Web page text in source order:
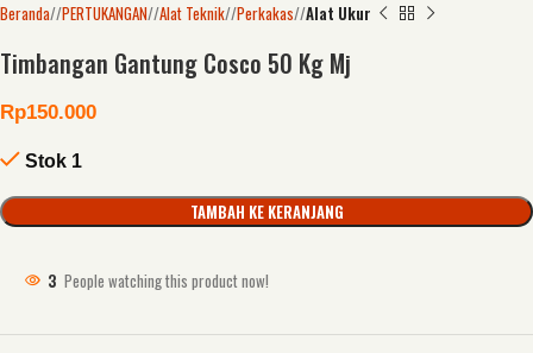
Beranda/ PERTUKANGAN/ Alat Teknik/ Perkakas/ Alat Ukur
Timbangan Gantung Cosco 50 Kg Mj
Rp150.000
Stok 1
TAMBAH KE KERANJANG
3 People watching this product now!